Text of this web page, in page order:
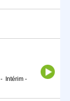
- Intérim -